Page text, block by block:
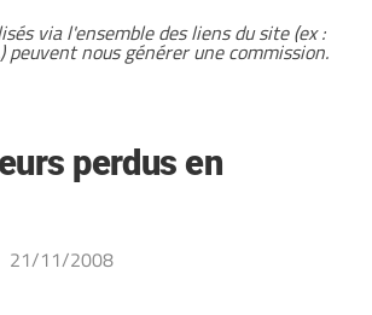
via l'ensemble des liens du site (ex :
peuvent nous générer une commission.
perdus en
21/11/2008